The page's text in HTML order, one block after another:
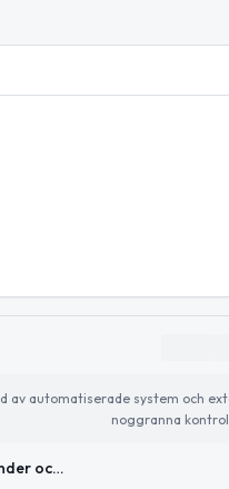
av automatiserade system och
noggranna
Snabbkoll: väder, trender och korta världsnyheter